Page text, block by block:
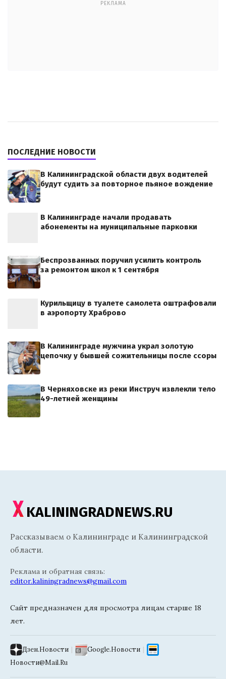
РЕКЛАМА
ПОСЛЕДНИЕ НОВОСТИ
В Калининградской области двух водителей
будут судить за повторное пьяное вождение
В Калининграде начали продавать
абонементы на муниципальные парковки
Беспрозванных поручил усилить контроль
за ремонтом школ к 1 сентября
Курильщицу в туалете самолета оштрафовали
в аэропорту Храброво
В Калининграде мужчина украл золотую
цепочку у бывшей сожительницы после ссоры
В Черняховске из реки Инструч извлекли тело
49-летней женщины
KALININGRADNEWS.RU
Рассказываем о Калининграде и Калининградской
области.
Реклама и обратная связь:
editor.kaliningradnews@gmail.com
Сайт предназначен для просмотра лицам старше 18
лет.
Дзен.Новости | Google.Новости |
Новости@Mail.Ru